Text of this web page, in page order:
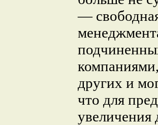
—
других и
что для
увеличения